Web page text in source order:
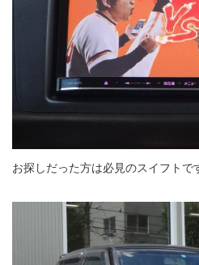
お探しだった方は必見のスイフトで